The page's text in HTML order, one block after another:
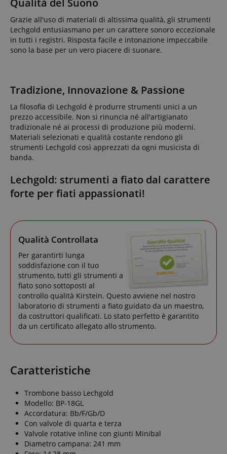
Grazie all'uso di materiali di altissima qualità, gli strumenti
Lechgold entusiasmano per un carattere sonoro eccezionale
in tutti i registri. Risposta facile e intonazione impeccabile
sono la base per un vero piacere di suonare.
Tradizione, Innovazione & Passione
La filosofia di Lechgold è produrre strumenti unici a un
prezzo accessibile. Non si rinuncia né all'artigianato
tradizionale né ai processi di produzione più moderni.
Materiali selezionati e qualità costante rendono gli
strumenti Lechgold così apprezzati da ogni musicista di
banda.
Lechgold: strumenti a fiato dal carattere
forte per fiati appassionati!
Qualità Controllata
Per garantirti lunga
soddisfazione con il tuo
strumento, tutti gli strumenti a
fiato sono sottoposti al
controllo qualità Kirstein. Questo avviene nel nostro
laboratorio di strumenti a fiato guidato da un maestro,
da costruttori qualificati. Lo stato perfetto è garantito
da un certificato allegato allo strumento.
Caratteristiche
Trombone basso Lechgold
Modello: BP-18GL
Accordatura: Bb/F/Gb/D
Con valvole di quarta e terza
Valvole rotative inline con giunti Minibal
Diametro campana: 241 mm